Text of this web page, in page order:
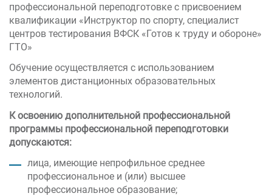
профессиональной переподготовке с присвоением
квалификации «Инструктор по спорту, специалист
центров тестирования ВФСК «Готов к труду и обороне»
ГТО»
Обучение осуществляется с использованием
элементов дистанционных образовательных
технологий.
К освоению дополнительной профессиональной
программы профессиональной переподготовки
допускаются:
лица, имеющие непрофильное среднее
профессиональное и (или) высшее
профессиональное образование;